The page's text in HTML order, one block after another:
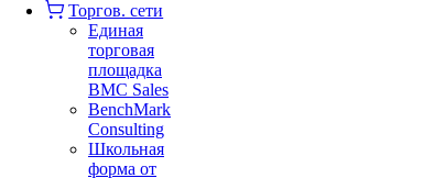
Торгов. сети
Единая
торговая
площадка
BMC Sales
BenchMark
Consulting
Школьная
форма от